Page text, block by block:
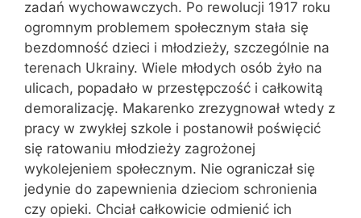
zadań wychowawczych. Po rewolucji 1917 roku
ogromnym problemem społecznym stała się
bezdomność dzieci i młodzieży, szczególnie na
terenach Ukrainy. Wiele młodych osób żyło na
ulicach, popadało w przestępczość i całkowitą
demoralizację. Makarenko zrezygnował wtedy z
pracy w zwykłej szkole i postanowił poświęcić
się ratowaniu młodzieży zagrożonej
wykolejeniem społecznym. Nie ograniczał się
jedynie do zapewnienia dzieciom schronienia
czy opieki. Chciał całkowicie odmienić ich